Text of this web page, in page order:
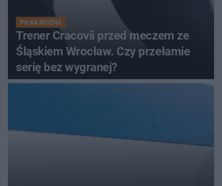
PIŁKA NOŻNA
Trener Cracovii przed meczem ze
Śląskiem Wrocław. Czy przełamie
serię bez wygranej?